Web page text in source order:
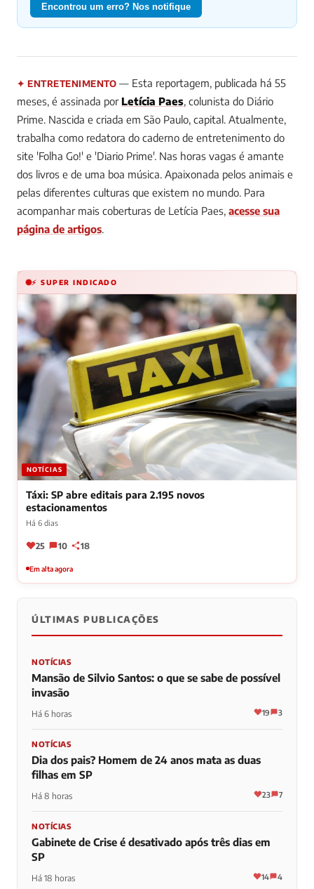
Encontrou um erro? Nos notifique
✦ ENTRETENIMENTO — Esta reportagem, publicada há 55
meses, é assinada por Letícia Paes, colunista do Diário
Prime. Nascida e criada em São Paulo, capital. Atualmente,
trabalha como redatora do caderno de entretenimento do
site 'Folha Go!' e 'Diario Prime'. Nas horas vagas é amante
dos livros e de uma boa música. Apaixonada pelos animais e
pelas diferentes culturas que existem no mundo. Para
acompanhar mais coberturas de Letícia Paes, acesse sua
página de artigos.
⚡ SUPER INDICADO
NOTÍCIAS
Táxi: SP abre editais para 2.195 novos
estacionamentos
Há 6 dias
25 10 18
Em alta agora
ÚLTIMAS PUBLICAÇÕES
NOTÍCIAS
Mansão de Silvio Santos: o que se sabe de possível
invasão
Há 6 horas 19 3
NOTÍCIAS
Dia dos pais? Homem de 24 anos mata as duas
filhas em SP
Há 8 horas 23 7
NOTÍCIAS
Gabinete de Crise é desativado após três dias em
SP
Há 18 horas 14 4